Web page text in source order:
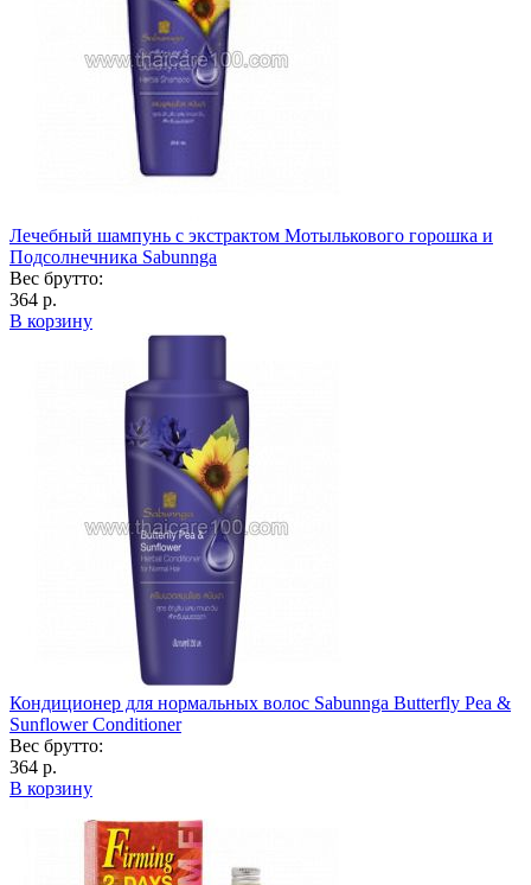
Лечебный шампунь с экстрактом Мотылькового горошка и
Подсолнечника Sabunnga
Вес брутто:
364 р.
В корзину
Кондиционер для нормальных волос Sabunnga Butterfly Pea &
Sunflower Conditioner
Вес брутто:
364 р.
В корзину